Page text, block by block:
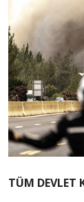
TÜM DEVLET